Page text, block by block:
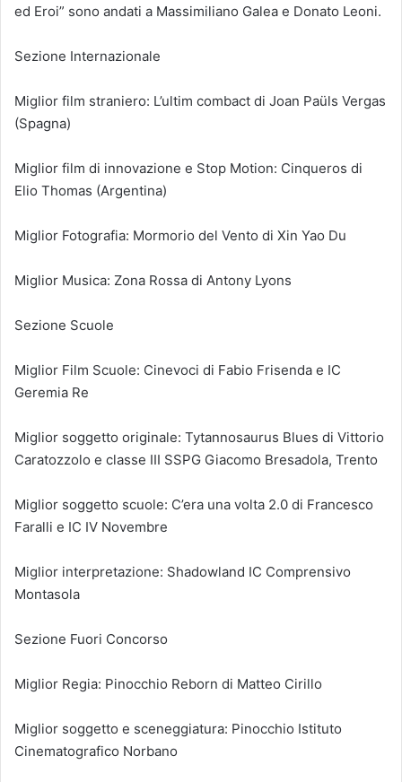
ed Eroi” sono andati a Massimiliano Galea e Donato Leoni.
Sezione Internazionale
Miglior film straniero: L’ultim combact di Joan Paüls Vergas
(Spagna)
Miglior film di innovazione e Stop Motion: Cinqueros di
Elio Thomas (Argentina)
Miglior Fotografia: Mormorio del Vento di Xin Yao Du
Miglior Musica: Zona Rossa di Antony Lyons
Sezione Scuole
Miglior Film Scuole: Cinevoci di Fabio Frisenda e IC
Geremia Re
Miglior soggetto originale: Tytannosaurus Blues di Vittorio
Caratozzolo e classe III SSPG Giacomo Bresadola, Trento
Miglior soggetto scuole: C’era una volta 2.0 di Francesco
Faralli e IC IV Novembre
Miglior interpretazione: Shadowland IC Comprensivo
Montasola
Sezione Fuori Concorso
Miglior Regia: Pinocchio Reborn di Matteo Cirillo
Miglior soggetto e sceneggiatura: Pinocchio Istituto
Cinematografico Norbano